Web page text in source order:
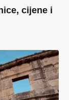
cijene i